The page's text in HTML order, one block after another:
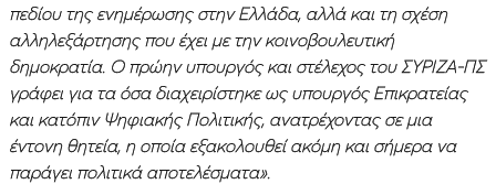
πεδίου της ενημέρωσης στην Ελλάδα, αλλά και τη σχέση
αλληλεξάρτησης που έχει με την κοινοβουλευτική
δημοκρατία. Ο πρώην υπουργός και στέλεχος του ΣΥΡΙΖΑ-ΠΣ
γράφει για τα όσα διαχειρίστηκε ως υπουργός Επικρατείας
και κατόπιν Ψηφιακής Πολιτικής, ανατρέχοντας σε μια
έντονη θητεία, η οποία εξακολουθεί ακόμη και σήμερα να
παράγει πολιτικά αποτελέσματα».